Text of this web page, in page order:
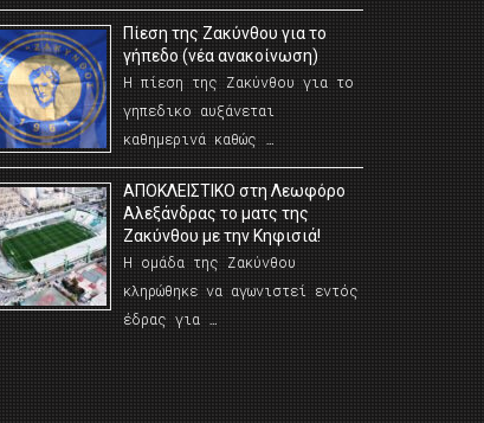
Πίεση της Ζακύνθου για το
γήπεδο (νέα ανακοίνωση)
Η πίεση της Ζακύνθου για το
γηπεδικο αυξάνεται
καθημερινά καθώς …
AΠΟΚΛΕΙΣΤΙΚΟ στη Λεωφόρο
Αλεξάνδρας το ματς της
Ζακύνθου με την Κηφισιά!
Η ομάδα της Ζακύνθου
κληρώθηκε να αγωνιστεί εντός
έδρας για …